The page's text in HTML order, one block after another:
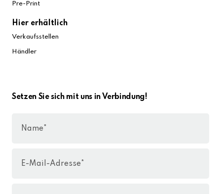
Pre-Print
Hier erhältlich
Verkaufsstellen
Händler
Setzen Sie sich mit uns in Verbindung!
Name*
E-Mail-Adresse*